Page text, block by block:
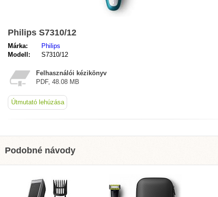
Philips S7310/12
Márka:
Philips
Modell:
S7310/12
Felhasználói kézikönyv
PDF, 48.08 MB
Útmutató lehúzása
Podobné návody